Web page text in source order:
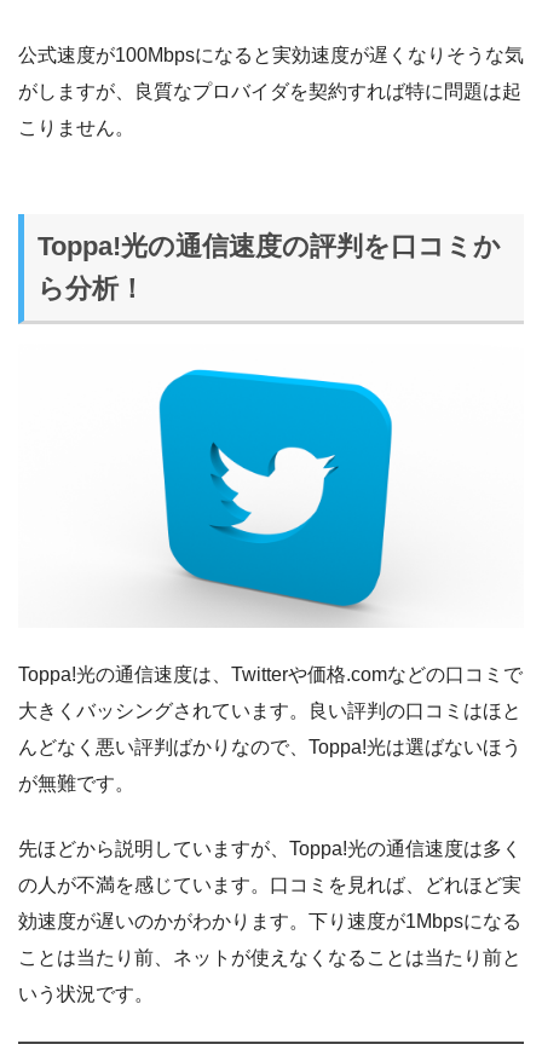
公式速度が100Mbpsになると実効速度が遅くなりそうな気
がしますが、良質なプロバイダを契約すれば特に問題は起
こりません。
Toppa!光の通信速度の評判を口コミか
ら分析！
Toppa!光の通信速度は、Twitterや価格.comなどの口コミで
大きくバッシングされています。良い評判の口コミはほと
んどなく悪い評判ばかりなので、Toppa!光は選ばないほう
が無難です。
先ほどから説明していますが、Toppa!光の通信速度は多く
の人が不満を感じています。口コミを見れば、どれほど実
効速度が遅いのかがわかります。下り速度が1Mbpsになる
ことは当たり前、ネットが使えなくなることは当たり前と
いう状況です。